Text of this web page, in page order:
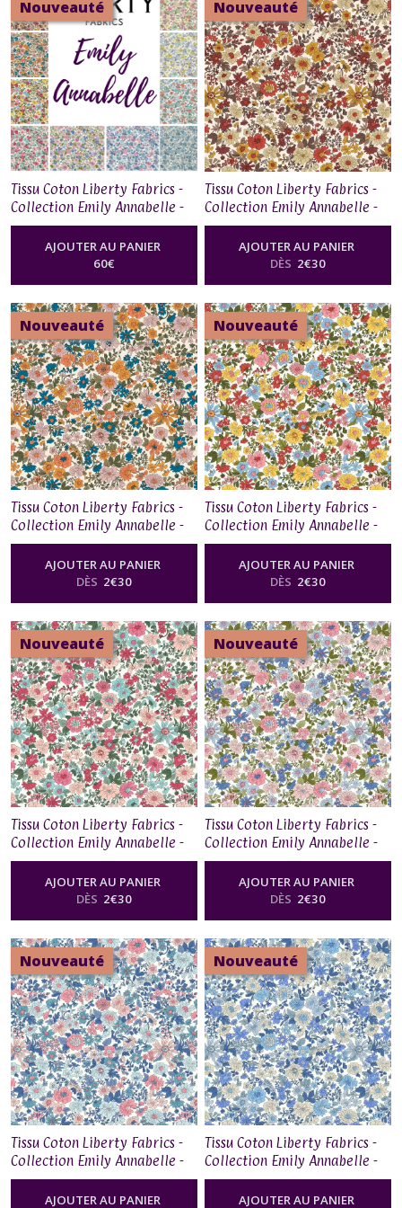
Nouveauté
Tissu Coton Liberty Fabrics -
Collection Emily Annabelle -
Lot de 10 Fat Quarters
AJOUTER AU PANIER
60€
Nouveauté
Tissu Coton Liberty Fabrics -
Collection Emily Annabelle -
01667525J
AJOUTER AU PANIER
DÈS 2€30
Nouveauté
Tissu Coton Liberty Fabrics -
Collection Emily Annabelle -
01667525I
AJOUTER AU PANIER
DÈS 2€30
Nouveauté
Tissu Coton Liberty Fabrics -
Collection Emily Annabelle -
01667525H
AJOUTER AU PANIER
DÈS 2€30
Nouveauté
Tissu Coton Liberty Fabrics -
Collection Emily Annabelle -
01667525G
AJOUTER AU PANIER
DÈS 2€30
Nouveauté
Tissu Coton Liberty Fabrics -
Collection Emily Annabelle -
01667525F
AJOUTER AU PANIER
DÈS 2€30
Nouveauté
Tissu Coton Liberty Fabrics -
Collection Emily Annabelle -
01667525E
AJOUTER AU PANIER
Nouveauté
Tissu Coton Liberty Fabrics -
Collection Emily Annabelle -
01667525D
AJOUTER AU PANIER
From
The
Garden
Artist's
Home
(4)
Collection
Emporium
(6)
Collection
Flower
Show
-
Pebble
(12)
Collection
Emily
Belle
(5)
Show
Midnight
Garden
(5)
Collection
Flower
Show
-
Sunrise
(5)
Collection
A
(2)
Collection
Flower
Show
-
Coastal
Walk
(1)
Collection
Riviera
(3)
Collection
Collector's